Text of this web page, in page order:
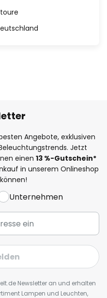
Angebote, exklusiven
Jetzt
einen 13 %-Gutschein*
in unserem Onlineshop
Unternehmen
Newsletter an und erhalten
Lampen und Leuchten,